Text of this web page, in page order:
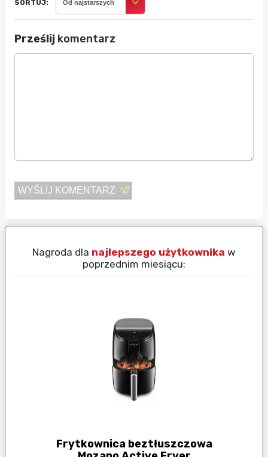
SORTUJ: Od najstarszych
Prześlij komentarz
WYŚLIJ KOMENTARZ
Nagroda dla najlepszego użytkownika w
poprzednim miesiącu:
Frytkownica beztłuszczowa